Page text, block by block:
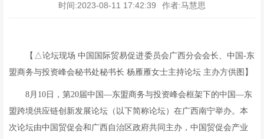
时间:2023-08-11 17:42:39 作者:马慧思
【△论坛现场 中国国际贸易促进委员会广西分会会长、中国-东
盟商务与投资峰会秘书处秘书长 杨雁雁女士主持论坛 主办方供图】
8月10日，第20届中国—东盟商务与投资峰会框架下的中国—东
盟跨境供应链创新发展论坛（以下简称论坛）在广西南宁举办。本
次论坛由中国贸促会和广西自治区政府共同主办，中国贸促会产业